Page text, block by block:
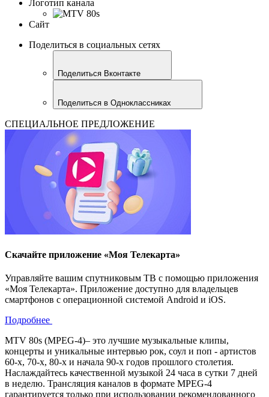
Логотип канала
Сайт
Поделиться в социальных сетях
Поделиться Вконтакте
Поделиться в Одноклассниках
СПЕЦИАЛЬНОЕ ПРЕДЛОЖЕНИЕ
Скачайте приложение «Моя Телекарта»
Управляйте вашим спутниковым ТВ с помощью приложения
«Моя Телекарта». Приложение доступно для владельцев
смартфонов с операционной системой Android и iOS.
Подробнее
MTV 80s (MPEG-4)– это лучшие музыкальные клипы,
концерты и уникальные интервью рок, соул и поп - артистов
60-х, 70-х, 80-х и начала 90-х годов прошлого столетия.
Наслаждайтесь качественной музыкой 24 часа в сутки 7 дней
в неделю. Трансляция каналов в формате MPEG-4
гарантируется только при использовании рекомендованного